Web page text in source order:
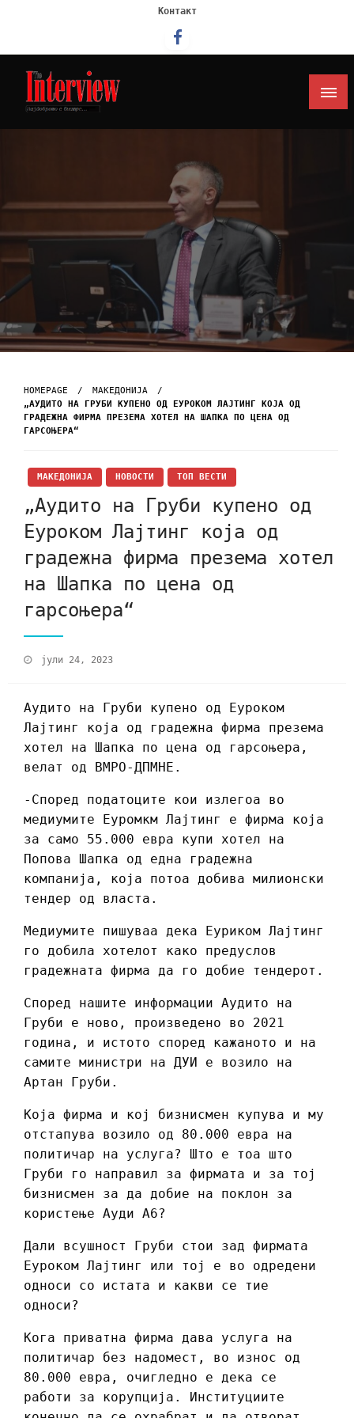
Контакт
Интервју
HOMEPAGE
МАКЕДОНИЈА
„АУДИТО НА ГРУБИ КУПЕНО ОД ЕУРОКОМ ЛАЈТИНГ КОЈА ОД
ГРАДЕЖНА ФИРМА ПРЕЗЕМА ХОТЕЛ НА ШАПКА ПО ЦЕНА ОД
ГАРСОЊЕРА“
МАКЕДОНИЈА НОВОСТИ ТОП ВЕСТИ
„Аудито на Груби купено од
Еуроком Лајтинг која од
градежна фирма презема хотел
на Шапка по цена од
гарсоњера“
јули 24, 2023
Аудито на Груби купено од Еуроком
Лајтинг која од градежна фирма презема
хотел на Шапка по цена од гарсоњера,
велат од ВМРО-ДПМНЕ.
-Според податоците кои излегоа во
медиумите Еуромкм Лајтинг е фирма која
за само 55.000 евра купи хотел на
Попова Шапка од една градежна
компанија, која потоа добива милионски
тендер од власта.
Медиумите пишуваа дека Еуриком Лајтинг
го добила хотелот како предуслов
градежната фирма да го добие тендерот.
Според нашите информации Аудито на
Груби е ново, произведено во 2021
година, и истото според кажаното и на
самите министри на ДУИ е возило на
Артан Груби.
Која фирма и кој бизнисмен купува и му
отстапува возило од 80.000 евра на
политичар на услуга? Што е тоа што
Груби го направил за фирмата и за тој
бизнисмен за да добие на поклон за
користење Ауди А6?
Дали всушност Груби стои зад фирмата
Еуроком Лајтинг или тој е во одредени
односи со истата и какви се тие
односи?
Кога приватна фирма дава услуга на
политичар без надомест, во износ од
80.000 евра, очигледно е дека се
работи за корупција. Институциите